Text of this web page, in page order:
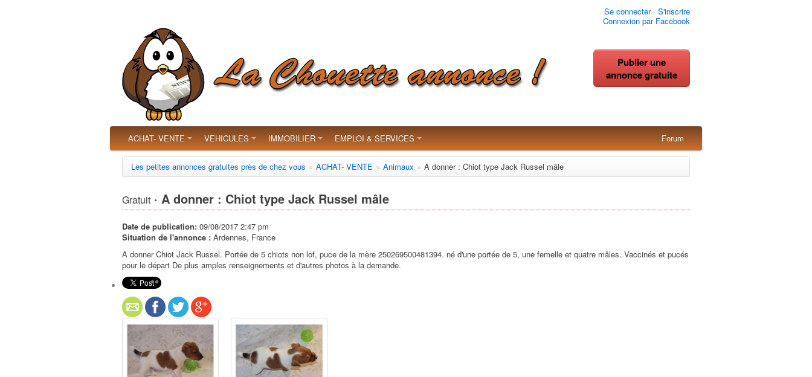
Se connecter· S'inscrire
Connexion par Facebook
Publier une
annonce gratuite
ACHAT- VENTE VEHICULES IMMOBILIER EMPLOI & SERVICES Forum
Les petites annonces gratuites près de chez vous » ACHAT- VENTE » Animaux » A donner : Chiot type Jack Russel mâle
Gratuit · A donner : Chiot type Jack Russel mâle
Date de publication: 09/08/2017 2:47 pm
Situation de l'annonce : Ardennes, France
A donner Chiot Jack Russel. Portée de 5 chiots non lof, puce de la mère 250269500481394. né d'une portée de 5, une femelle et quatre mâles. Vaccinés et pucés
pour le départ De plus amples renseignements et d'autres photos à la demande.